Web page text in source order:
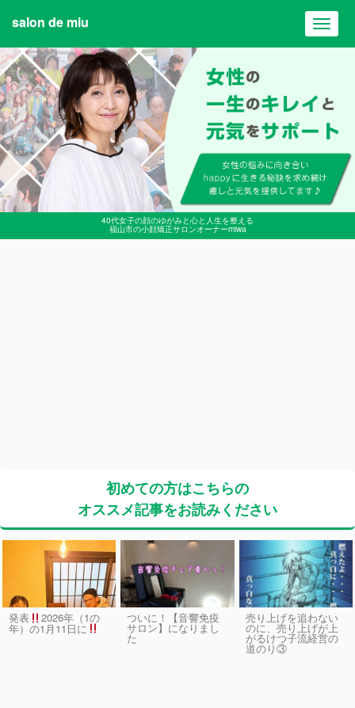
40代女子の顔のゆがみと心と人生を整える
福山市の小顔矯正サロンオーナーmiwa
salon de miu
初めての方はこちらの
オススメ記事をお読みください
発表 2026年（1の
年）の1月11日に
ついに！【音響免疫
サロン】になりまし
た
売り上げを追わない
のに、売り上げが上
がるけつ子流経営の
道のり③